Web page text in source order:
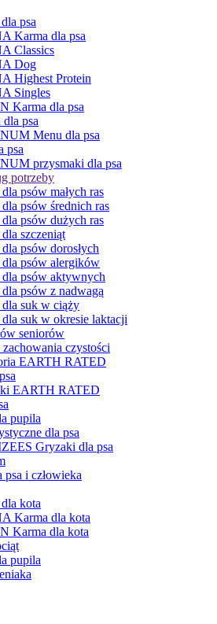
psa
Karma dla psa
Classics
Dog
Highest Protein
Singles
Karma dla psa
psa
Menu dla psa
psa
przysmaki dla psa
potrzeby
psów małych ras
psów średnich ras
psów dużych ras
szczeniąt
psów dorosłych
psów alergików
psów aktywnych
psów z nadwagą
suk w ciąży
suk w okresie laktacji
seniorów
czystości
EARTH RATED
EARTH RATED
pupila
dla psa
Gryzaki dla psa
i człowieka
kota
Karma dla kota
Karma dla kota
pupila